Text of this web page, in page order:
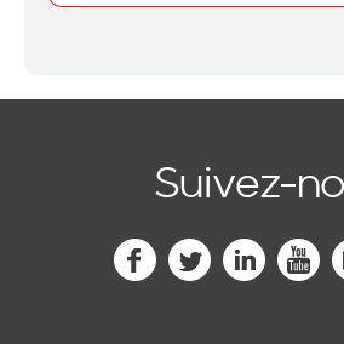
Suivez-